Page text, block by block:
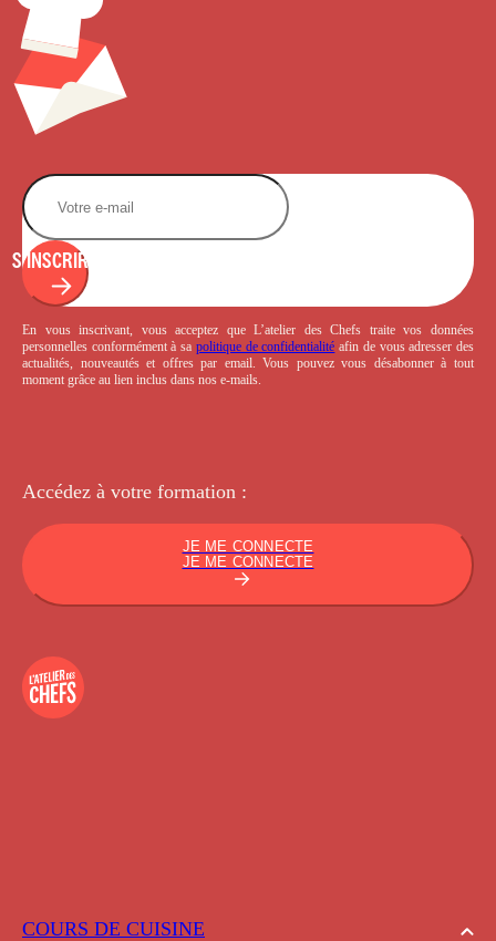
COURS DE CUISINE
S'INSCRIRE
En vous inscrivant, vous acceptez que L’atelier des Chefs traite vos données
personnelles conformément à sa politique de confidentialité afin de vous adresser des
actualités, nouveautés et offres par email. Vous pouvez vous désabonner à tout
moment grâce au lien inclus dans nos e-mails.
Accédez à votre formation :
JE ME CONNECTE
JE ME CONNECTE